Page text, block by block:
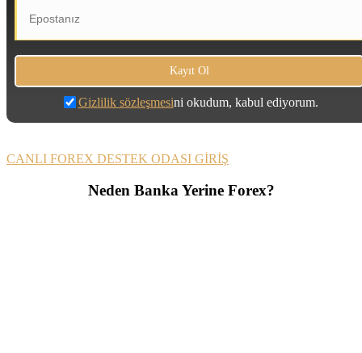
Gizlilik sözleşmesini okudum, kabul ediyorum.
CANLI FOREX DESTEK ODASI GİRİŞ
Neden Banka Yerine Forex?